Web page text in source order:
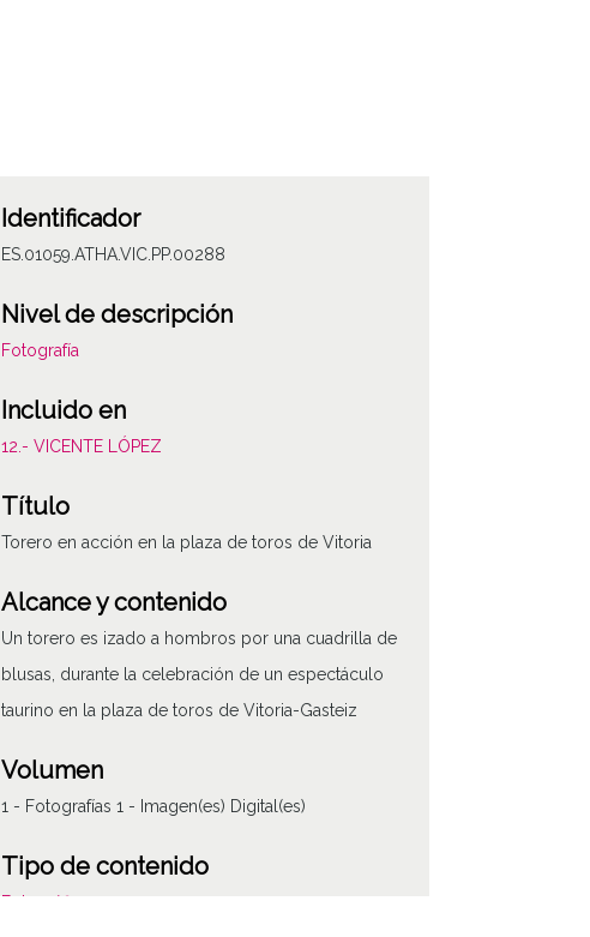
Identificador
ES.01059.ATHA.VIC.PP.00288
Nivel de descripción
Fotografía
Incluido en
12.- VICENTE LÓPEZ
Título
Torero en acción en la plaza de toros de Vitoria
Alcance y contenido
Un torero es izado a hombros por una cuadrilla de
blusas, durante la celebración de un espectáculo
taurino en la plaza de toros de Vitoria-Gasteiz
Volumen
1 - Fotografías 1 - Imagen(es) Digital(es)
Tipo de contenido
Fotográfico